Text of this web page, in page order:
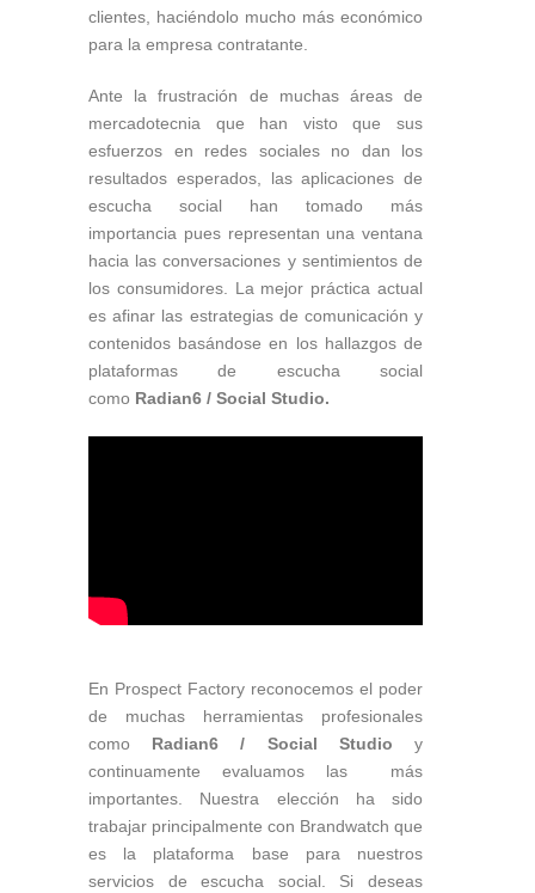
clientes, haciéndolo mucho más económico
para la empresa contratante.
Ante la frustración de muchas áreas de
mercadotecnia que han visto que sus
esfuerzos en redes sociales no dan los
resultados esperados, las aplicaciones de
escucha social han tomado más
importancia pues representan una ventana
hacia las conversaciones y sentimientos de
los consumidores. La mejor práctica actual
es afinar las estrategias de comunicación y
contenidos basándose en los hallazgos de
plataformas de escucha social
como Radian6 / Social Studio.
En Prospect Factory reconocemos el poder
de muchas herramientas profesionales
como Radian6 / Social Studioy
continuamente evaluamos las más
importantes. Nuestra elección ha sido
trabajar principalmente con Brandwatch que
es la plataforma base para nuestros
servicios de escucha social. Si deseas